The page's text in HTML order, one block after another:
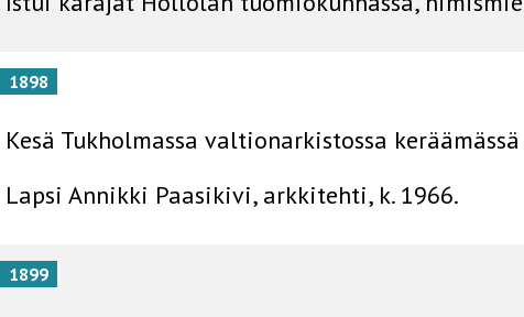
1898
Kesä Tukholmassa valtionarkistossa
Lapsi Annikki Paasikivi, arkkitehti, k. 1966.
1899